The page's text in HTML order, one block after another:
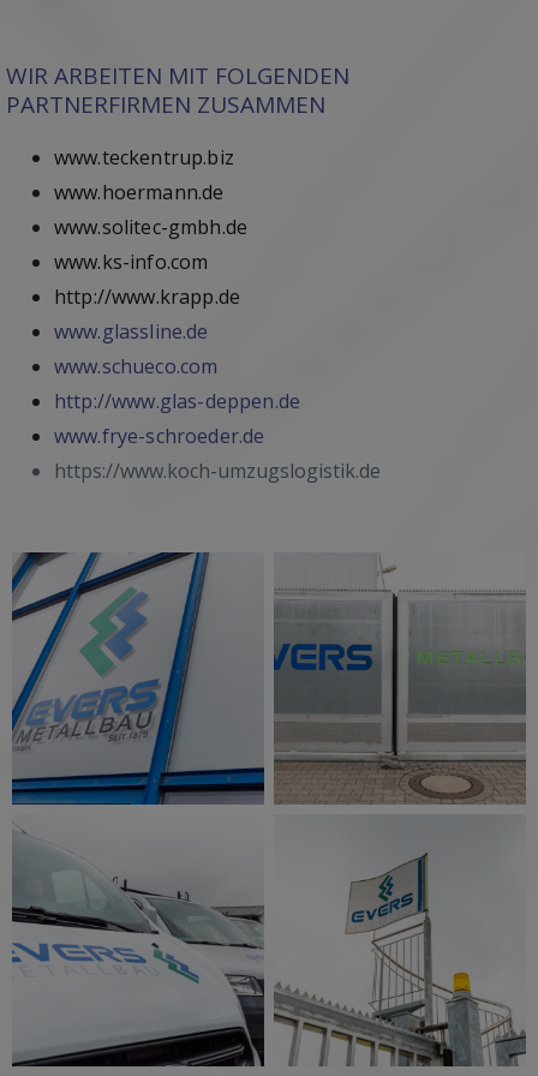
WIR ARBEITEN MIT FOLGENDEN
PARTNERFIRMEN ZUSAMMEN
www.teckentrup.biz
www.hoermann.de
www.solitec-gmbh.de
www.ks-info.com
http://www.krapp.de
www.glassline.de
www.schueco.com
http://www.glas-deppen.de
www.frye-schroeder.de
https://www.koch-umzugslogistik.de